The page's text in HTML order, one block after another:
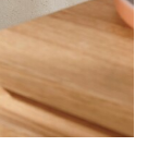
den rent
nem
fliser